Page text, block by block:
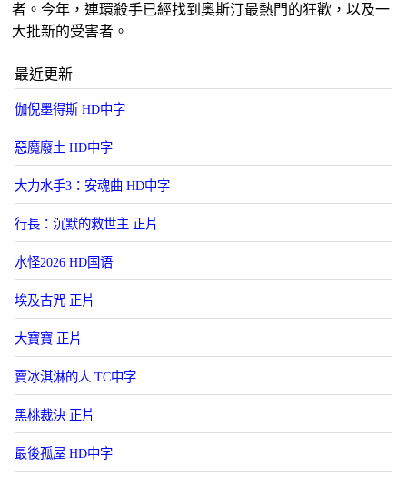
者。今年，連環殺手已經找到奧斯汀最熱門的狂歡，以及一
大批新的受害者。
最近更新
伽倪墨得斯 HD中字
惡魔廢土 HD中字
大力水手3：安魂曲 HD中字
行長：沉默的救世主 正片
水怪2026 HD国语
埃及古咒 正片
大寶寶 正片
賣冰淇淋的人 TC中字
黑桃裁決 正片
最後孤屋 HD中字